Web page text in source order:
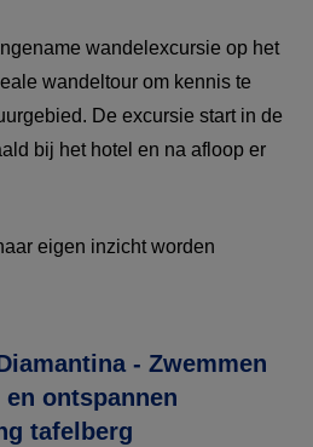
wandelexcursie op het
wandeltour om kennis te
De excursie start in de
bij het hotel en na afloop er
eigen inzicht worden
- Zwemmen
ontspannen
tafelberg